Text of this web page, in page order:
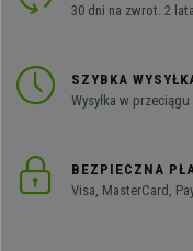
30 dni na zwrot. 2
SZYBKA
Wysyłka w
BEZPIECZNA
Visa, MasterCard,